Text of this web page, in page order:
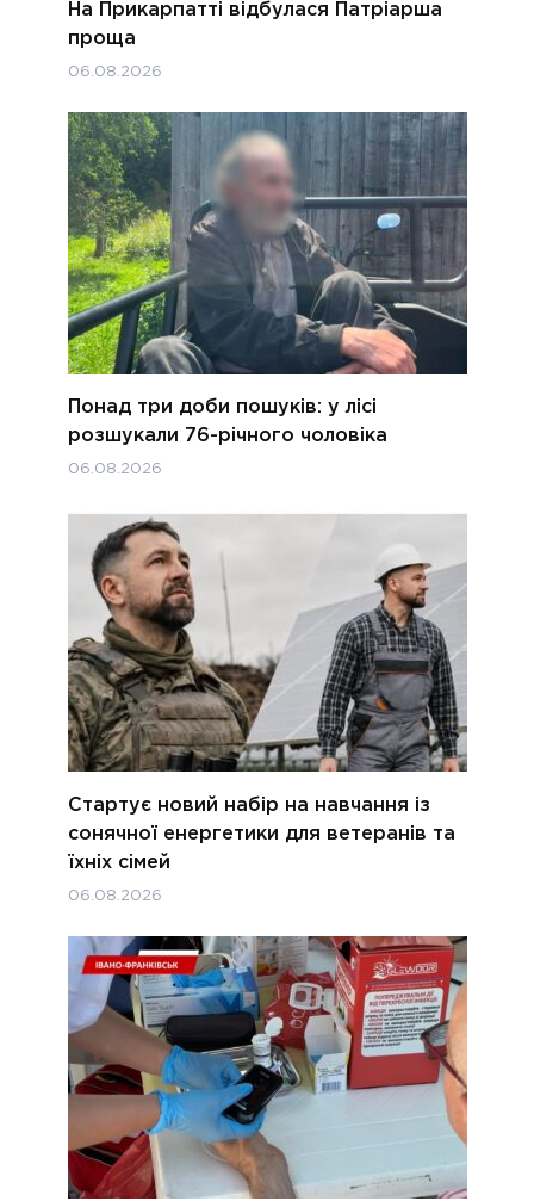
На Прикарпатті відбулася Патріарша
проща
06.08.2026
Понад три доби пошуків: у лісі
розшукали 76-річного чоловіка
06.08.2026
Стартує новий набір на навчання із
сонячної енергетики для ветеранів та
їхніх сімей
06.08.2026